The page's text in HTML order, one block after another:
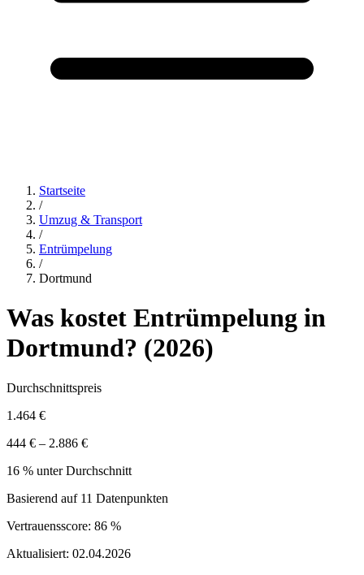
Startseite
/
Umzug & Transport
/
Entrümpelung
/
Dortmund
Was kostet Entrümpelung in
Dortmund? (2026)
Durchschnittspreis
1.464 €
444 € – 2.886 €
16 % unter Durchschnitt
Basierend auf 11 Datenpunkten
Vertrauensscore: 86 %
Aktualisiert: 02.04.2026